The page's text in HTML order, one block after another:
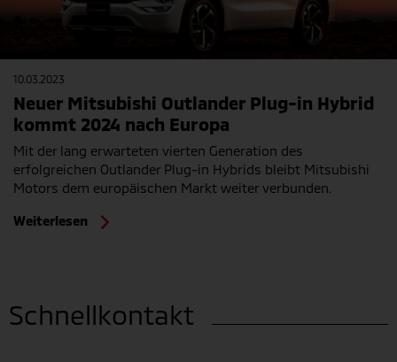
10.03.2023
Neuer Mitsubishi Outlander Plug-in Hybrid
kommt 2024 nach Europa
Mit der lang erwarteten vierten Generation des
erfolgreichen Outlander Plug-in Hybrids bleibt Mitsubishi
Motors dem europäischen Markt weiter verbunden.
Weiterlesen
Schnellkontakt